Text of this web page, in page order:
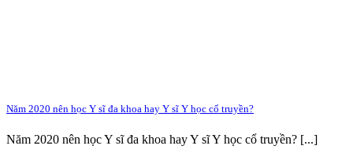
Năm 2020 nên học Y sĩ đa khoa hay Y sĩ Y học cổ truyền?
Năm 2020 nên học Y sĩ đa khoa hay Y sĩ Y học cổ truyền? [...]